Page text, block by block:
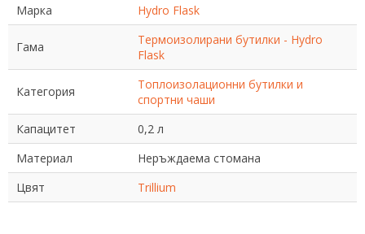
Марка
Hydro Flask
Гама
Термоизолирани бутилки - Hydro
Flask
Категория
Топлоизолационни бутилки и
спортни чаши
Капацитет
0,2 л
Материал
Неръждаема стомана
Цвят
Trillium